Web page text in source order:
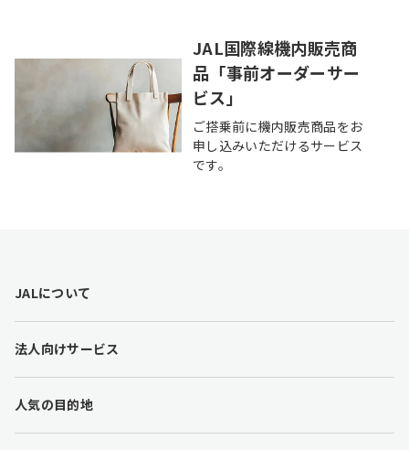
JAL国際線機内販売商
品「事前オーダーサー
ビス」
ご搭乗前に機内販売商品をお
申し込みいただけるサービス
です。
o
e
i
n
JALについて
法人向けサービス
人気の目的地